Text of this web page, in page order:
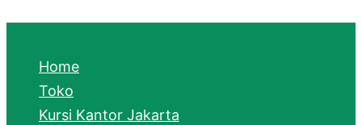
r
h
Home
Toko
Kursi Kantor Jakarta